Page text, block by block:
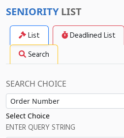
SENIORITYLIST
List Deadlined List
Search
SEARCH CHOICE
Select Choice
ENTER QUERY STRING